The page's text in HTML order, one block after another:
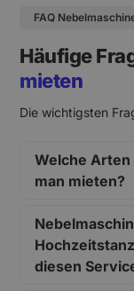
FAQ
Häufige
mieten
Die wichtigsten
Welche Arten
man mieten?
diesen